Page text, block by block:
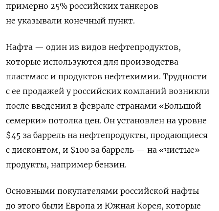
примерно 25% российских танкеров
не указывали конечный пункт.
Нафта — один из видов нефтепродуктов,
которые используются для производства
пластмасс и продуктов нефтехимии. Трудности
с ее продажей у российских компаний возникли
после введения в феврале странами «Большой
семерки» потолка цен. Он установлен на уровне
$45 за баррель на нефтепродукты, продающиеся
с дисконтом, и $100 за баррель — на «чистые»
продукты, например бензин.
Основными покупателями российской нафты
до этого были Европа и Южная Корея, которые